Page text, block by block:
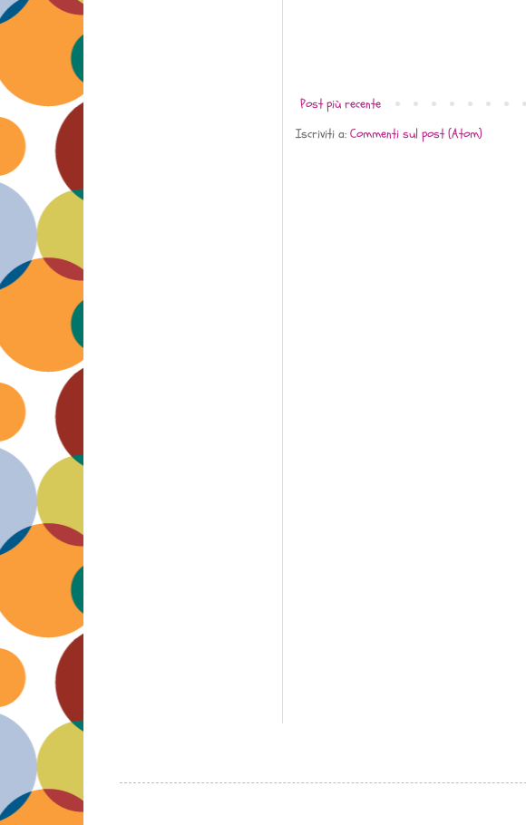
Post più recente
Iscriviti a: Commenti sul post (Atom)